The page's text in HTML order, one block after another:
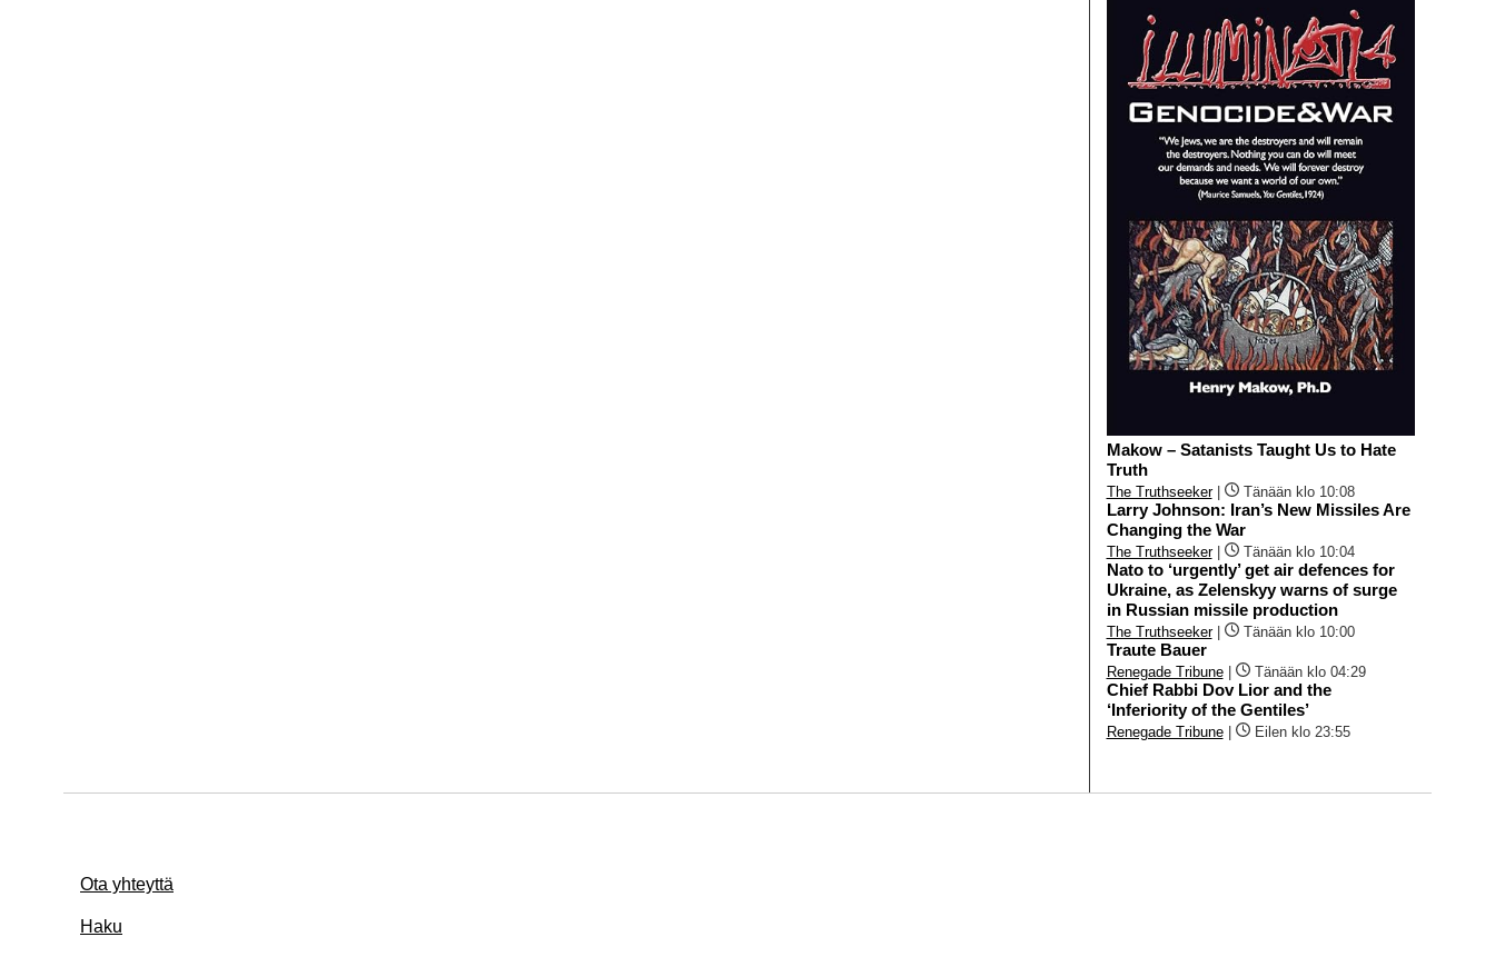
Makow – Satanists Taught Us to Hate
Truth
The Truthseeker| Tänään klo 10:08
Larry Johnson: Iran’s New Missiles Are
Changing the War
The Truthseeker| Tänään klo 10:04
Nato to ‘urgently’ get air defences for
Ukraine, as Zelenskyy warns of surge
in Russian missile production
The Truthseeker| Tänään klo 10:00
Traute Bauer
Renegade Tribune| Tänään klo 04:29
Chief Rabbi Dov Lior and the
‘Inferiority of the Gentiles’
Renegade Tribune| Eilen klo 23:55
Ota yhteyttä
Haku